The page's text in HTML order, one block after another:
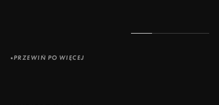
PRZEWIŃ PO WIĘCEJ